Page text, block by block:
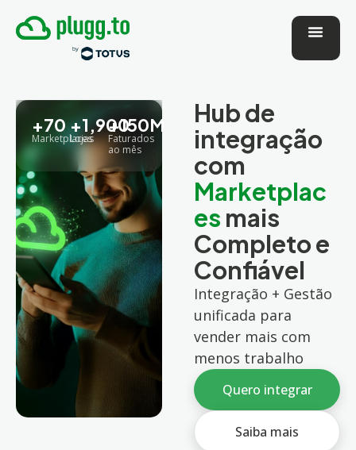
Hub de
integração
com
Marketplac
es mais
Completo e
Confiável
Integração + Gestão
unificada para
vender mais com
menos trabalho
Quero integrar
Saiba mais
Marketplaces
+70
Lojas
+1,900
Faturados
ao mês
+150M